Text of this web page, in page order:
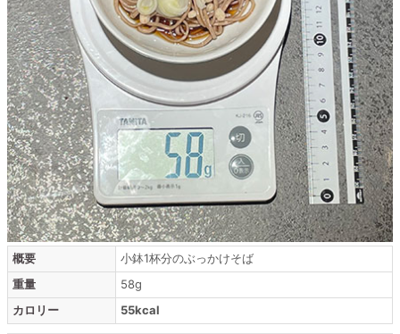
概要
小鉢1杯分のぶっかけそば
重量
58g
カロリー
55kcal